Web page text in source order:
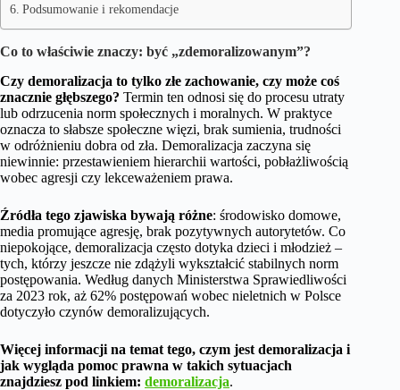
Podsumowanie i rekomendacje
Co to właściwie znaczy: być „zdemoralizowanym”?
Czy demoralizacja to tylko złe zachowanie, czy może coś
znacznie głębszego? Termin ten odnosi się do procesu utraty
lub odrzucenia norm społecznych i moralnych. W praktyce
oznacza to słabsze społeczne więzi, brak sumienia, trudności
w odróżnieniu dobra od zła. Demoralizacja zaczyna się
niewinnie: przestawieniem hierarchii wartości, pobłażliwością
wobec agresji czy lekceważeniem prawa.
Źródła tego zjawiska bywają różne: środowisko domowe,
media promujące agresję, brak pozytywnych autorytetów. Co
niepokojące, demoralizacja często dotyka dzieci i młodzież –
tych, którzy jeszcze nie zdążyli wykształcić stabilnych norm
postępowania. Według danych Ministerstwa Sprawiedliwości
za 2023 rok, aż 62% postępowań wobec nieletnich w Polsce
dotyczyło czynów demoralizujących.
Więcej informacji na temat tego, czym jest demoralizacja i
jak wygląda pomoc prawna w takich sytuacjach
znajdziesz pod linkiem: demoralizacja.